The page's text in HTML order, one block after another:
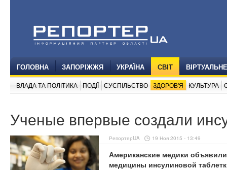
ГОЛОВНА ЗАПОРІЖЖЯ УКРАЇНА СВІТ
ВЛАДА ТА ПОЛІТИКА ПОДІЇ СУСПІЛЬСТВО ЗДОРОВ'Я КУЛЬТУРА
Ученые впервые создали
РепортерUA 19 Ноя 2015 - 13:49
Американские медики
медицины инсулиновой